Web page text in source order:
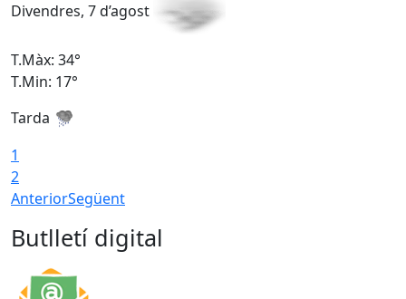
Divendres, 7 d’agost
T.Màx: 34°
T.Min: 17°
Tarda
1
2
AnteriorSegüent
Butlletí digital